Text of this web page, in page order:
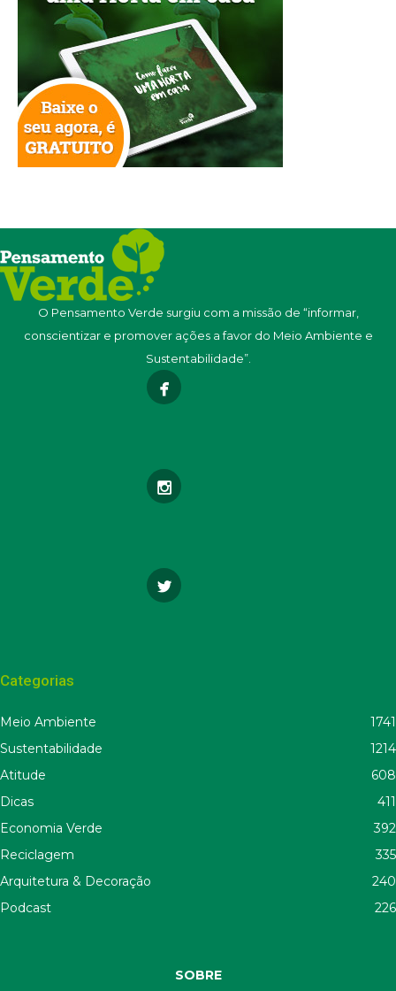
O Pensamento Verde surgiu com a missão de “informar,
conscientizar e promover ações a favor do Meio Ambiente e
Sustentabilidade”.
Categorias
Meio Ambiente
1741
Sustentabilidade
1214
Atitude
608
Dicas
411
Economia Verde
392
Reciclagem
335
Arquitetura & Decoração
240
Podcast
226
SOBRE